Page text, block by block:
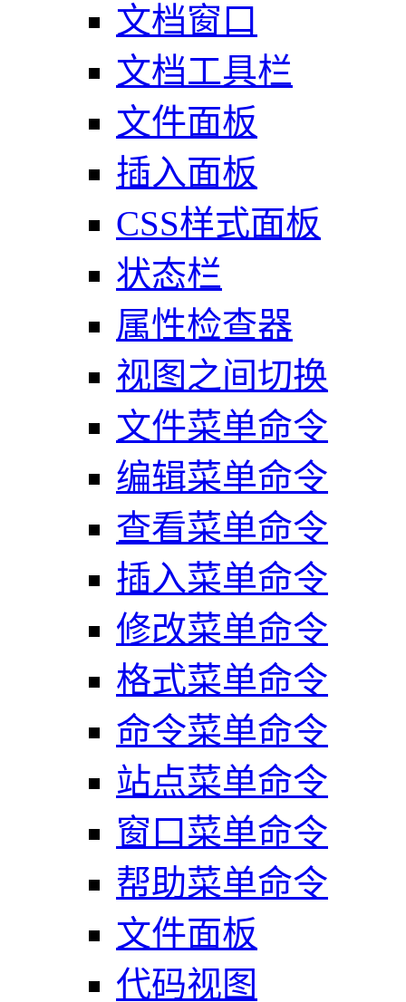
文档窗口
文档工具栏
文件面板
插入面板
CSS样式面板
状态栏
属性检查器
视图之间切换
文件菜单命令
编辑菜单命令
查看菜单命令
插入菜单命令
修改菜单命令
格式菜单命令
命令菜单命令
站点菜单命令
窗口菜单命令
帮助菜单命令
文件面板
代码视图